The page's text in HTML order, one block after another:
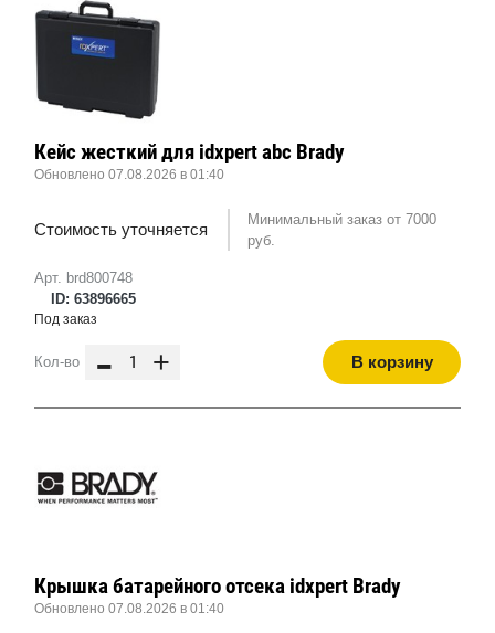
Арт. brd800748
ID: 63896665
Кейс жесткий для idxpert abc Brady
Обновлено 07.08.2026 в 01:40
Стоимость уточняется
Минимальный заказ от 7000
руб.
Под заказ
Кол-во - + В корзину
Крышка батарейного отсека idxpert Brady
Обновлено 07.08.2026 в 01:40